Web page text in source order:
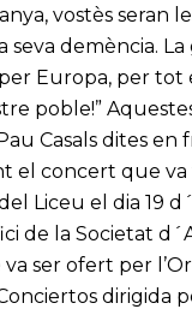
vostès seran
seva demència. La
Europa, per tot
poble!”
Casals dites en
el concert que va
Liceu el dia 19
de la Societat
ser ofert per
dirigida